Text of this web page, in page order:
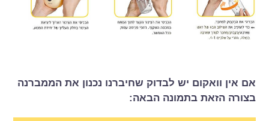
אם אין וואקום יש לבדוק שחיברנו נכנון את הממברנה
בצורה הזאת בתמונה הבאה: